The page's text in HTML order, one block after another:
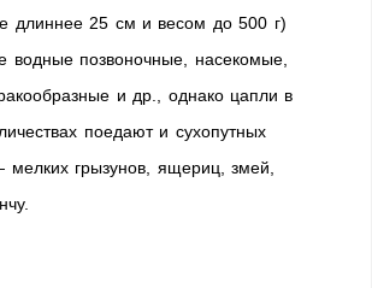
длиннее 25 см и весом до 500 г)
водные позвоночные, насекомые,
и др., однако цапли в
поедают и сухопутных
грызунов, ящериц, змей,